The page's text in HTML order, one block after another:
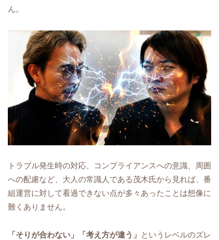
ん。
トラブル発生時の対応、コンプライアンスへの意識、周囲
への配慮など、大人の常識人である茂木氏から見れば、番
組運営に対して看過できない点が多々あったことは想像に
難くありません。
「そりが合わない」「考え方が違う」
というレベルのズレ